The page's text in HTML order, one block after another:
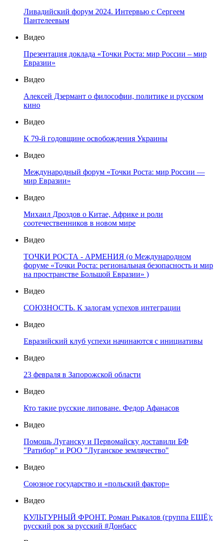
Ливадийский форум 2024. Интервью с Сергеем
Пантелеевым
Видео
Презентация доклада «Точки Роста: мир России – мир
Евразии»
Видео
Алексей Дзермант о философии, политике и русском
кино
Видео
К 79-й годовщине освобождения Украины
Видео
Международный форум «Точки Роста: мир России —
мир Евразии»
Видео
Михаил Дроздов о Китае, Африке и роли
соотечественников в новом мире
Видео
ТОЧКИ РОСТА - АРМЕНИЯ (о Международном
форуме «Точки Роста: региональная безопасность и мир
на пространстве Большой Евразии» )
Видео
СОЮЗНОСТЬ. К залогам успехов интеграции
Видео
Евразийский клуб успехи начинаются с инициативы
Видео
23 февраля в Запорожской области
Видео
Кто такие русские липоване. Федор Афанасов
Видео
Помощь Луганску и Первомайску доставили БФ
"Ратибор" и РОО "Луганское землячество"
Видео
Союзное государство и «польский фактор»
Видео
КУЛЬТУРНЫЙ ФРОНТ. Роман Рыкалов (группа ЕЩЁ):
русский рок за русский #Донбасс